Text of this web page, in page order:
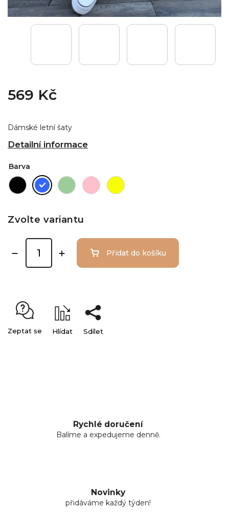
569 Kč
Dámské letní šaty
Detailní informace
Barva
Zvolte variantu
Přidat do košíku
Zeptat se Hlídat Sdílet
Rychlé doručení
Balíme a expedujeme denně.
Novinky
přidáváme každý týden!